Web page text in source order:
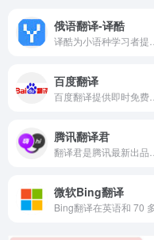
俄语翻译-译酷
百度翻译
腾讯翻译君
微软Bing翻译